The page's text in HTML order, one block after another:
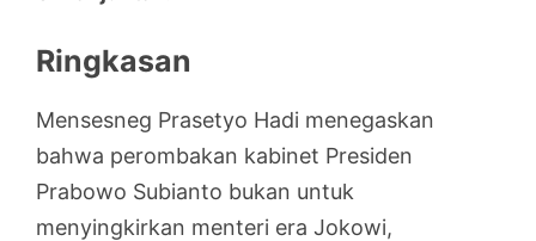
Ringkasan
Mensesneg Prasetyo Hadi menegaskan
bahwa perombakan kabinet Presiden
Prabowo Subianto bukan untuk
menyingkirkan menteri era Jokowi,